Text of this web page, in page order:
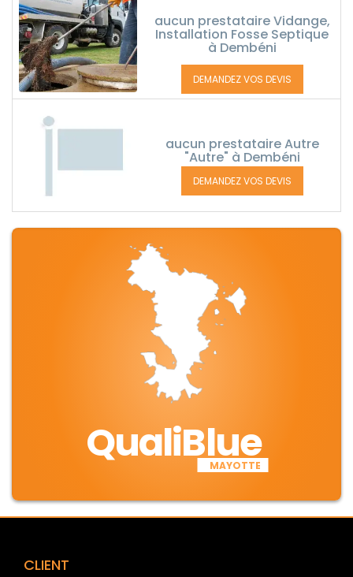
aucun prestataire Vidange,
Installation Fosse Septique
à Dembéni
DEMANDEZ VOS DEVIS
aucun prestataire Autre
"Autre" à Dembéni
DEMANDEZ VOS DEVIS
QualiBlue
MAYOTTE
CLIENT